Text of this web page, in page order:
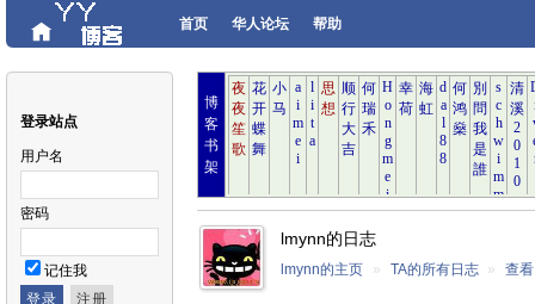
首页 华人论坛 帮助
登录站点
用户名
密码
记住我
博
客
书
架
lmynn的日志
lmynn的主页 » TA的所有日志 » 查